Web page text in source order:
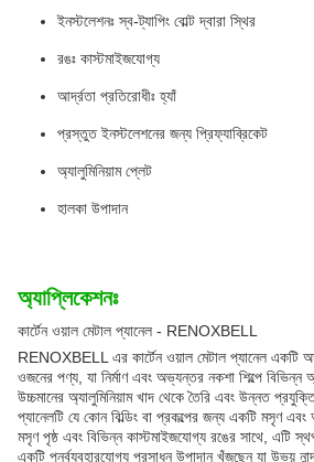
ইনস্টলেশনঃ স্ব-ট্যাপিং বোল্ট দ্বারা স্থির
রঙঃ কাস্টমাইজযোগ্য
আর্দ্রতা প্রতিরোধীঃ হ্যাঁ
প্রস্তুত ইনস্টলেশনের জন্য প্রিফ্যাব্রিকেট
অ্যালুমিনিয়াম প্লেট
হালকা উপাদান
অ্যাপ্লিকেশনঃ
কার্টেন ওয়াল মেটাল প্যানেল - RENOXBELL
RENOXBELL এর কার্টেন ওয়াল মেটাল প্যানেল একটি
ওজনের পণ্য, যা নির্মাণ এবং অভ্যন্তর নকশা শিল্পে
উচ্চমানের অ্যালুমিনিয়াম খাদ থেকে তৈরি এবং উন্নত
প্যানেলটি যে কোন বিল্ডিং বা প্রকল্পের জন্য একটি মসৃণ
মসৃণ পৃষ্ঠ এবং বিভিন্ন কাস্টমাইজযোগ্য রঙের সাথে, এটি
একটি পুনর্ব্যবহারযোগ্য প্রসাধন উপাদান খুঁজছেন যা উভয়